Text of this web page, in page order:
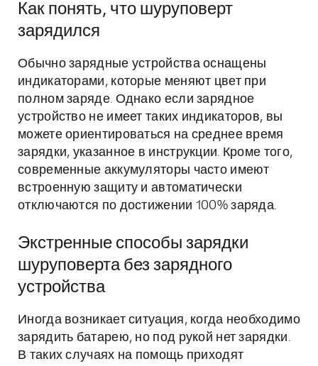
Как понять, что шуруповерт
зарядился
Обычно зарядные устройства оснащены
индикаторами, которые меняют цвет при
полном заряде. Однако если зарядное
устройство не имеет таких индикаторов, вы
можете ориентироваться на среднее время
зарядки, указанное в инструкции. Кроме того,
современные аккумуляторы часто имеют
встроенную защиту и автоматически
отключаются по достижении 100% заряда.
Экстренные способы зарядки
шуруповерта без зарядного
устройства
Иногда возникает ситуация, когда необходимо
зарядить батарею, но под рукой нет зарядки.
В таких случаях на помощь приходят